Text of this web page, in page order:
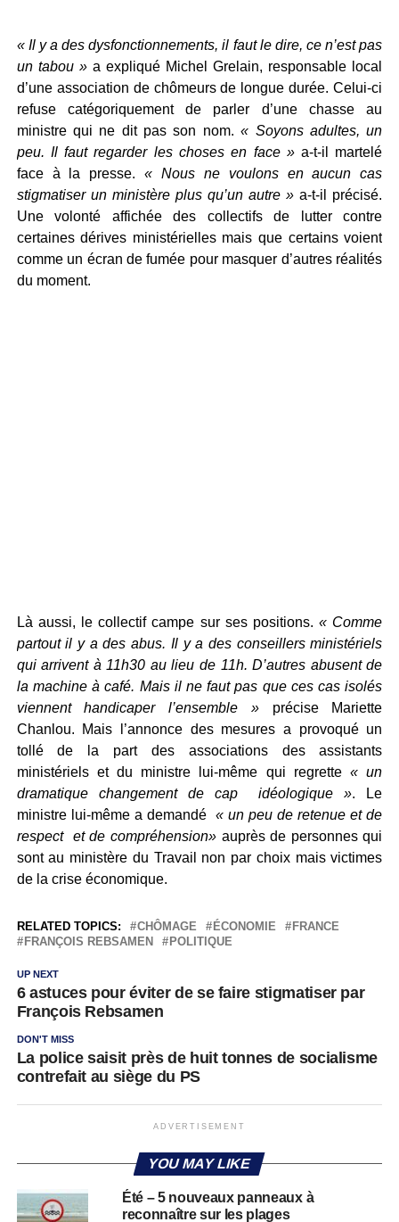
« Il y a des dysfonctionnements, il faut le dire, ce n’est pas
un tabou »a expliqué Michel Grelain, responsable local
d’une association de chômeurs de longue durée. Celui-ci
refuse catégoriquement de parler d’une chasse au
ministre qui ne dit pas son nom. « Soyons adultes, un
peu. Il faut regarder les choses en face »a-t-il martelé
face à la presse.« Nous ne voulons en aucun cas
stigmatiser un ministère plus qu’un autre » a-t-il précisé.
Une volonté affichée des collectifs de lutter contre
certaines dérives ministérielles mais que certains voient
comme un écran de fumée pour masquer d’autres réalités
du moment.
Là aussi, le collectif campe sur ses positions.« Comme
partout il y a des abus. Il y a des conseillers ministériels
qui arrivent à 11h30 au lieu de 11h. D’autres abusent de
la machine à café. Mais il ne faut pas que ces cas isolés
viennent handicaper l’ensemble »précise Mariette
Chanlou. Mais l’annonce des mesures a provoqué un
tollé de la part des associations des assistants
ministériels et du ministre lui-même qui regrette« un
dramatique changement de cap idéologique ». Le
ministre lui-même a demandé « un peu de retenue et de
respect et de compréhension»auprès de personnes qui
sont au ministère du Travail non par choix mais victimes
de la crise économique.
RELATED TOPICS: CHÔMAGE ÉCONOMIE
FRANCE
FRANÇOIS REBSAMEN
POLITIQUE
UP NEXT
6 astuces pour éviter de se faire stigmatiser par
François Rebsamen
DON'T MISS
La police saisit près de huit tonnes de socialisme
contrefait au siège du PS
ADVERTISEMENT
YOU MAY LIKE
Été – 5 nouveaux panneaux à
reconnaître sur les plages